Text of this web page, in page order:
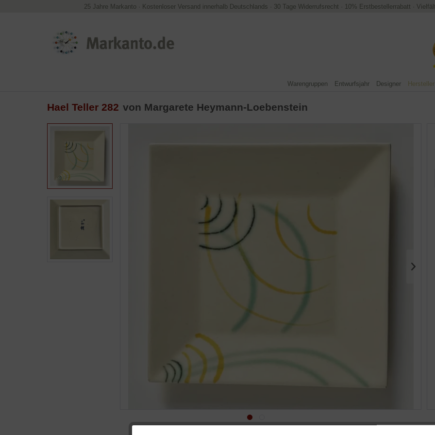
25 Jahre Markanto · Kostenloser Versand innerhalb Deutschlands · 30 Tage Widerrufsrecht · 10% Erstbestellerrabatt ·
Warengruppen Entwurfsjahr Designer Hersteller
Hael Teller 282 von Margarete Heymann-Loebenstein